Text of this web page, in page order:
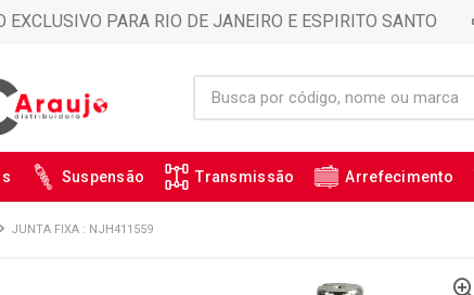
EXCLUSIVO PARA RIO DE JANEIRO E ESPIRITO SANTO
Suspensão Transmissão Arrefecimento
JUNTA FIXA : NJH411559